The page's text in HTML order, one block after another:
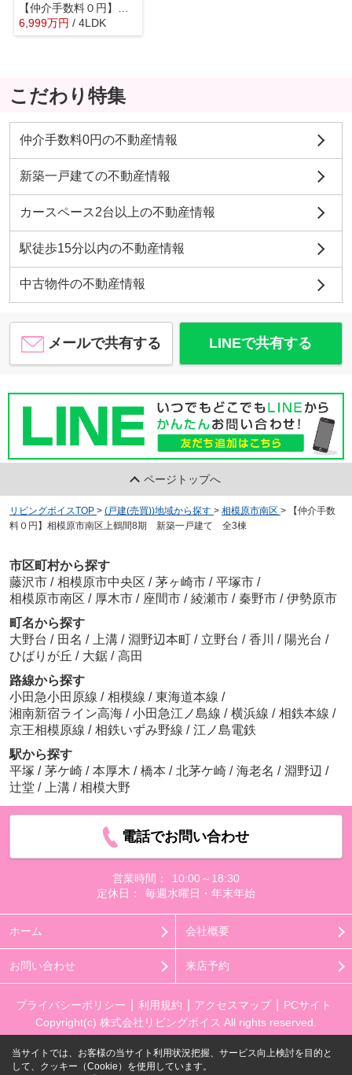
【仲介手数料０円】相模原市南区東林間15期 新築一戸建て
6,999万円 / 4LDK
こだわり特集
仲介手数料0円の不動産情報
新築一戸建ての不動産情報
カースペース2台以上の不動産情報
駅徒歩15分以内の不動産情報
中古物件の不動産情報
メールで共有する LINEで共有する
ページトップへ
リビングボイスTOP > (戸建(売買))地域から探す > 相模原市南区 >
【仲介手数
料０円】相模原市南区上鶴間8期 新築一戸建て 全3棟
市区町村から探す
藤沢市 / 相模原市中央区 / 茅ヶ崎市 / 平塚市 /
相模原市南区 / 厚木市 / 座間市 / 綾瀬市 / 秦野市 / 伊勢原市
町名から探す
大野台 / 田名 / 上溝 / 淵野辺本町 / 立野台 / 香川 / 陽光台 /
ひばりが丘 / 大鋸 / 高田
路線から探す
小田急小田原線 / 相模線 / 東海道本線 /
湘南新宿ライン高海 / 小田急江ノ島線 / 横浜線 / 相鉄本線 /
京王相模原線 / 相鉄いずみ野線 / 江ノ島電鉄
駅から探す
平塚 / 茅ケ崎 / 本厚木 / 橋本 / 北茅ケ崎 / 海老名 / 淵野辺 /
辻堂 / 上溝 / 相模大野
電話でお問い合わせ
営業時間：
10:00～18:30
定休日：
毎週水曜日・年末年始
ホーム 会社概要
お問い合わせ 来店予約
プライバシーポリシー 利用規約 アクセスマップ
PCサイト
Copyright(c) 株式会社リビングボイス All rights reserved.
当サイトでは、お客様の当サイト利用状況把握、サービス向上検討を目的と
して、クッキー（Cookie）を使用しています。